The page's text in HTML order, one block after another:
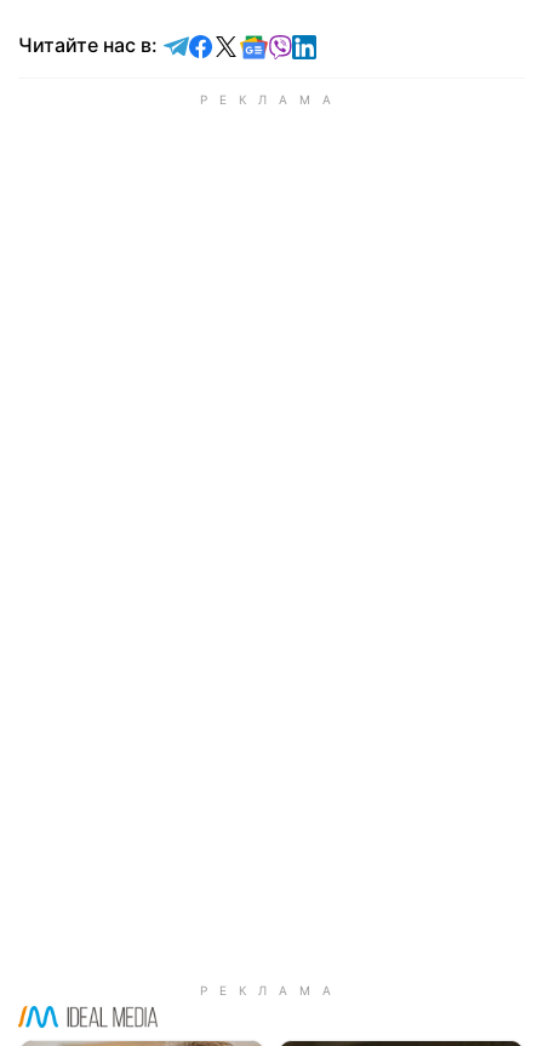
Читайте нас в: Читайте в Telegram
Читайте в Facebook
Читайте в X
Читайте в Google news
Читайте в Viber
Читайте в LinkedIn